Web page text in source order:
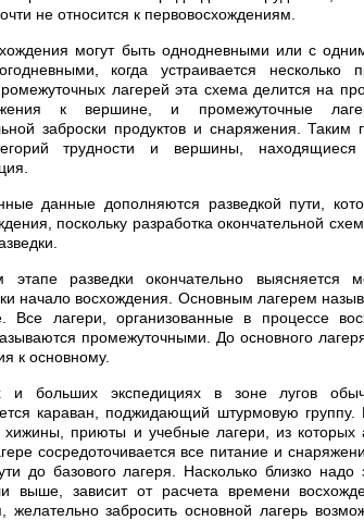
не относится к первовосхождениям.
могут быть однодневными или с
когда устраивается несколько
лагерей эта схема делится на
к вершине, и промежуточные
заброски продуктов и снаряжения.
трудности и вершины,
данные дополняются разведкой пути,
поскольку разработка окончательной
разведки окончательно выясняется
начало восхождения. Основным лагерем
Все лагери, организованные в процессе
промежуточными. До основного
к основному.
и больших экспедициях в зоне лугов
караван, поджидающий штурмовую
хижины, приюты и учебные лагери, из
сосредоточивается все питание и
до базового лагеря. Насколько близко
выше, зависит от расчета времени
желательно забросить основной лагерь